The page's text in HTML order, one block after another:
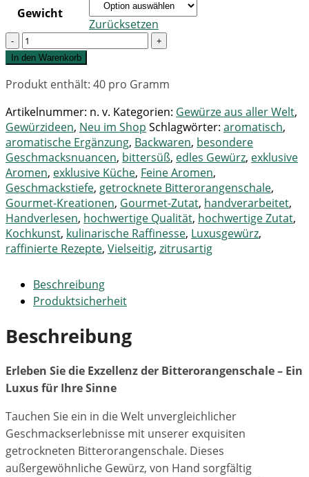
Gewicht
Zurücksetzen
Quantity
In den Warenkorb
Produkt enthält: 40 pro Gramm
Artikelnummer: n. v. Kategorien: Gewürze aus aller Welt,
Gewürzideen, Neu im Shop Schlagwörter: aromatisch,
aromatische Ergänzung, Backwaren, besondere
Geschmacksnuancen, bittersüß, edles Gewürz, exklusive
Aromen, exklusive Küche, Feine Aromen,
Geschmackstiefe, getrocknete Bitterorangenschale,
Gourmet-Kreationen, Gourmet-Zutat, handverarbeitet,
Handverlesen, hochwertige Qualität, hochwertige Zutat,
Kochkunst, kulinarische Raffinesse, Luxusgewürz,
raffinierte Rezepte, Vielseitig, zitrusartig
Beschreibung
Produktsicherheit
Beschreibung
Erleben Sie die Exzellenz der Bitterorangenschale – Ein
Luxus für Ihre Sinne
Tauchen Sie ein in die Welt unvergleichlicher
Geschmackserlebnisse mit unserer exquisiten
getrockneten Bitterorangenschale. Dieses
außergewöhnliche Gewürz, von Hand sorgfältig